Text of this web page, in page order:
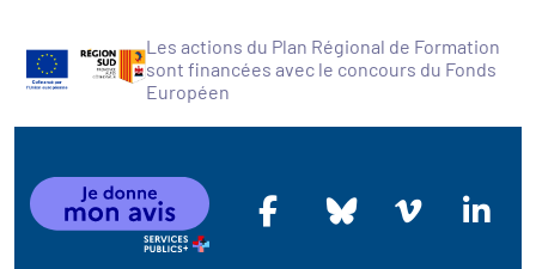
Les actions du Plan Régional de Formation
sont financées avec le concours du Fonds
Européen